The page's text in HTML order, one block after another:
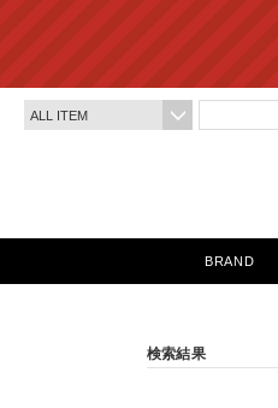
BRAND
検索結果